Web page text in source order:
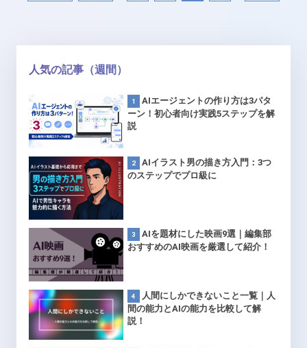
人気の記事（週間）
AIエージェントの作り方は3パタ
ーン！初心者向け実践5ステップを解
説
AIイラスト男の描き方入門：3つ
のステップでプロ級に
AIを題材にした映画9選｜編集部
おすすめのAI映画を厳選して紹介！
人間にしかできないこと一覧｜人
間の能力とAIの能力を比較して解
説！